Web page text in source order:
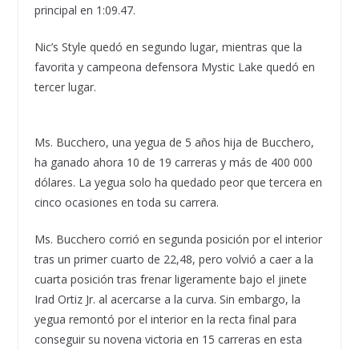
principal en 1:09.47.
Nic’s Style quedó en segundo lugar, mientras que la
favorita y campeona defensora Mystic Lake quedó en
tercer lugar.
Ms. Bucchero, una yegua de 5 años hija de Bucchero,
ha ganado ahora 10 de 19 carreras y más de 400 000
dólares. La yegua solo ha quedado peor que tercera en
cinco ocasiones en toda su carrera.
Ms. Bucchero corrió en segunda posición por el interior
tras un primer cuarto de 22,48, pero volvió a caer a la
cuarta posición tras frenar ligeramente bajo el jinete
Irad Ortiz Jr. al acercarse a la curva. Sin embargo, la
yegua remontó por el interior en la recta final para
conseguir su novena victoria en 15 carreras en esta